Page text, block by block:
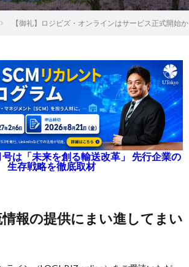
【御礼】ロジビズ・オンラインはサービス正式開始
は「未来を創る輸送改革」 先行企業の
生存戦略を徹底取材